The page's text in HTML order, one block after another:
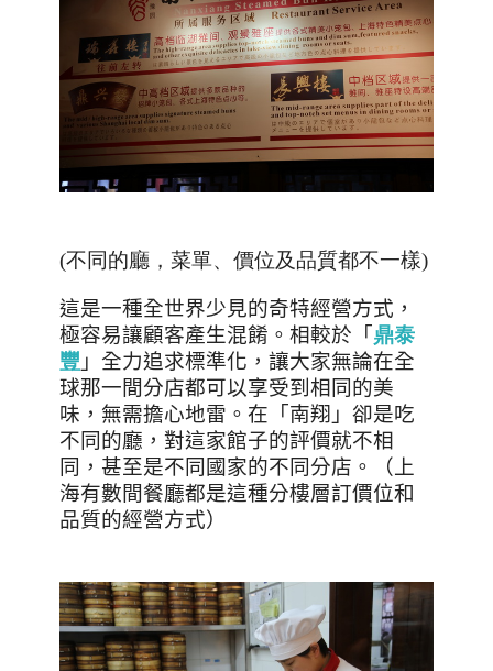
(不同的廳，菜單、價位及品質都不一樣)
這是一種全世界少見的奇特經營方式，
極容易讓顧客產生混餚。相較於「 鼎泰
豐 」全力追求標準化，讓大家無論在全
球那一間分店都可以享受到相同的美
味，無需擔心地雷。在「南翔」卻是吃
不同的廳，對這家館子的評價就不相
同，甚至是不同國家的不同分店。（上
海有數間餐廳都是這種分樓層訂價位和
品質的經營方式）